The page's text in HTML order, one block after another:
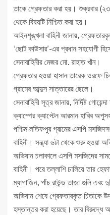
তাকে গ্রেফতার করা হয়। শুক্রবার (২৩
থেকে বিষয়টি নিশ্চিত করা হয়।
আইনশৃঙ্খলা বাহিনী জানায়,
‘ছোট কাউসার’-এর প্রধান সহযোগী
সেনাবাহিনীর মেজর মো. রাহাত খাঁন।
গ্রেফতার হওয়া হাসান তারেক ওরফে
গ্রামের আব্দুস সাত্তারের ছেলে।
সেনাবাহিনী সূত্র জানায়, নির্দিষ্ট
ক্যাম্পের ক্যাপ্টেন আরমান হাবিব
পশ্চিম লতিফপুর গ্রামের এসপি
বাহিনী। সন্ধ্যা ৬টা থেকে শুরু হওয়া
অভিযান চলাকালে এসপি মসজিদের
বাহিনী। পরে তল্লাশি চালিয়ে তার
ম্যাগাজিন, পাঁচ রাউন্ড তাজা গুলি এবং
অভিযান শেষে গ্রেফতারকৃত চিতাকে
হস্তান্তর করা হয়েছে। তার বিরুদ্ধে